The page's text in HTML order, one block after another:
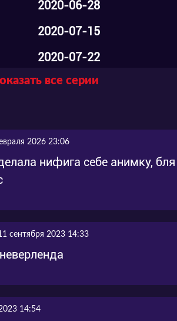
2020-06-28
2020-07-15
2020-07-22
2020-07-29
2020-08-12
2020-08-19
2020-09-02
2020-09-09
2020-09-16
все серии
2026 23:06
нифига себе анимку,
сентября 2023 14:33
14:54